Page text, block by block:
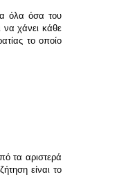
όλα όσα του
να χάνει κάθε
το οποίο
τα αριστερά
είναι το